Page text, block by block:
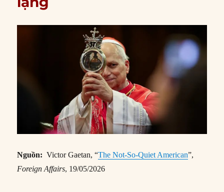
Nguồn: Victor Gaetan, “The Not-So-Quiet American”,
Foreign Affairs, 19/05/2026